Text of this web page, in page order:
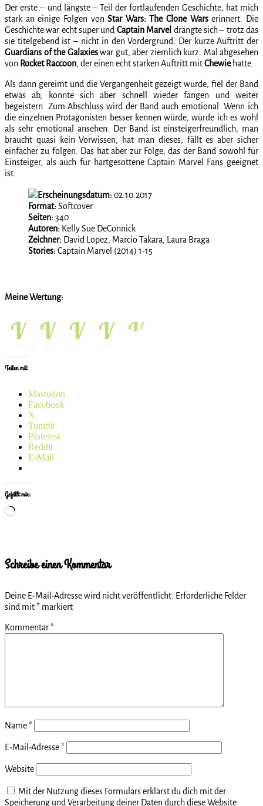
Der erste – und längste – Teil der fortlaufenden Geschichte, hat mich
stark an einige Folgen vonStar Wars: The Clone Warserinnert. Die
Geschichte war echt super und Captain Marvel drängte sich – trotz das
sie titelgebend ist – nicht in den Vordergrund. Der kurze Auftritt der
Guardians of the Galaxieswar gut, aber ziemlich kurz. Mal abgesehen
von Rocket Raccoon, der einen echt starken Auftritt mitChewiehatte.
Als dann gereimt und die Vergangenheit gezeigt wurde, fiel der Band
etwas ab, konnte sich aber schnell wieder fangen und weiter
begeistern. Zum Abschluss wird der Band auch emotional. Wenn ich
die einzelnen Protagonisten besser kennen würde, würde ich es wohl
als sehr emotional ansehen. Der Band ist einsteigerfreundlich, man
braucht quasi kein Vorwissen, hat man dieses, fällt es aber sicher
einfacher zu folgen. Das hat aber zur Folge, das der Band sowohl für
Einsteiger, als auch für hartgesottene Captain Marvel Fans geeignet
ist.
Erscheinungsdatum: 02.10.2017
Format: Softcover
Seiten: 340
Autoren: Kelly Sue DeConnick
Zeichner: David Lopez, Marcio Takara, Laura Braga
Stories: Captain Marvel (2014) 1-15
Meine Wertung:
Teilen mit:
Mastodon
Facebook
X
Tumblr
Pinterest
Reddit
E-Mail
Gefällt mir:
Wird
Schreibe einen Kommentar
Deine E-Mail-Adresse wird nicht veröffentlicht. Erforderliche Felder
sind mit* markiert
Kommentar*
Name*
E-Mail-Adresse*
Website
Mit der Nutzung dieses Formulars erklärst du dich mit der
Speicherung und Verarbeitung deiner Daten durch diese Website